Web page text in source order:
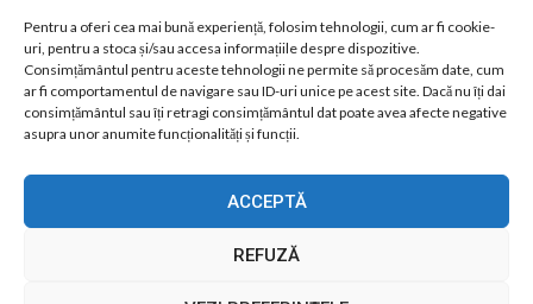
Pentru a oferi cea mai bună experiență, folosim tehnologii, cum ar fi cookie-
uri, pentru a stoca și/sau accesa informațiile despre dispozitive.
Consimțământul pentru aceste tehnologii ne permite să procesăm date, cum
ar fi comportamentul de navigare sau ID-uri unice pe acest site. Dacă nu îți dai
consimțământul sau îți retragi consimțământul dat poate avea afecte negative
asupra unor anumite funcționalități și funcții.
ACCEPTĂ
REFUZĂ
Plaje din Europa
Concerte Romania 2025
Asigurare de calatorie
Când se schimba ora în 2026
Calendar Formula 1 sezon 2026
Boarding Pass
Despre AirlinesTravel.ro
Politică cookie-uri (UE)
Cookie Policy (AU)
Politică cookie-uri (ZA)
Politică cookie-uri (Canada)
Politică cookie-uri (BR)
2012 - 2025 © Toate drepturile rezervate